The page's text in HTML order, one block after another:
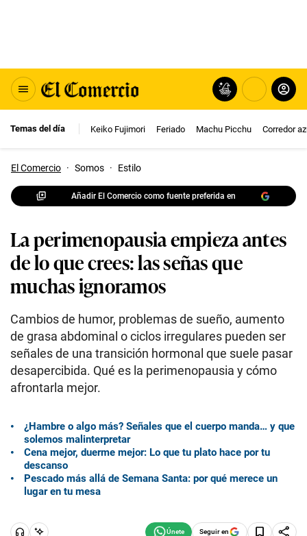
Temas del día Keiko Fujimori Feriado Machu Picchu Corredor
El Comercio · Somos · Estilo
Añadir El Comercio como fuente preferida en
La perimenopausia empieza antes
de lo que crees: las señas que
muchas ignoramos
Cambios de humor, problemas de sueño, aumento
de grasa abdominal o ciclos irregulares pueden ser
señales de una transición hormonal que suele pasar
desapercibida. Qué es la perimenopausia y cómo
afrontarla mejor.
¿Hambre o algo más? Señales que el cuerpo manda… y que
solemos malinterpretar
Cena mejor, duerme mejor: Lo que tu plato hace por tu
descanso
Pescado más allá de Semana Santa: por qué merece un
lugar en tu mesa
Seguir en